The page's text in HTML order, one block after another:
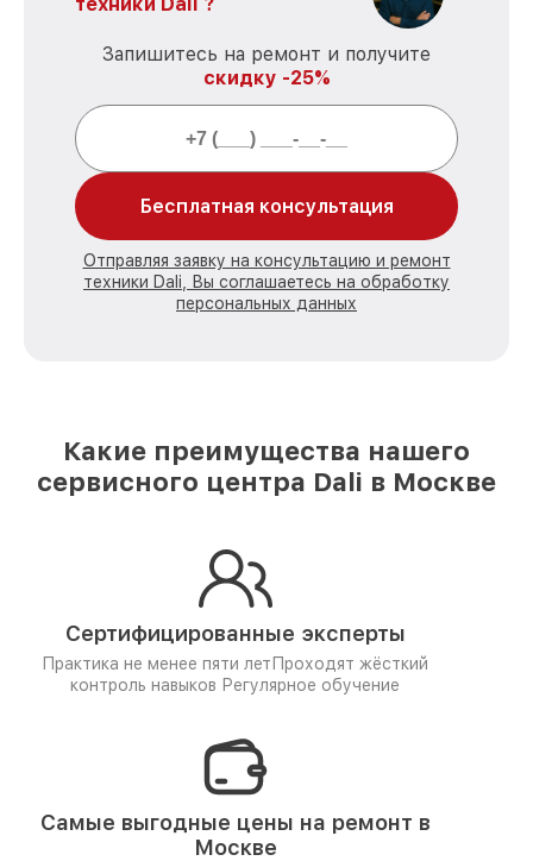
Запишитесь на ремонт и получите
скидку -25%
Бесплатная консультация
Отправляя заявку на консультацию и ремонт
техники Dali, Вы соглашаетесь на обработку
персональных данных
Какие преимущества нашего
сервисного центра Dali в Москве
Сертифицированные эксперты
Практика не менее пяти лет Проходят жёсткий
контроль навыков Регулярное обучение
Самые выгодные цены на ремонт в
Москве